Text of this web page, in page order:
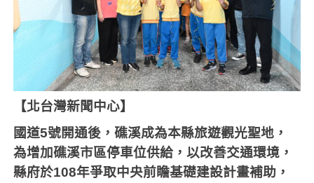
【北台灣新聞中心】
國道5號開通後，礁溪成為本縣旅遊觀光聖地，
為增加礁溪市區停車位供給，以改善交通環境，
縣府於108年爭取中央前瞻基礎建設計畫補助，